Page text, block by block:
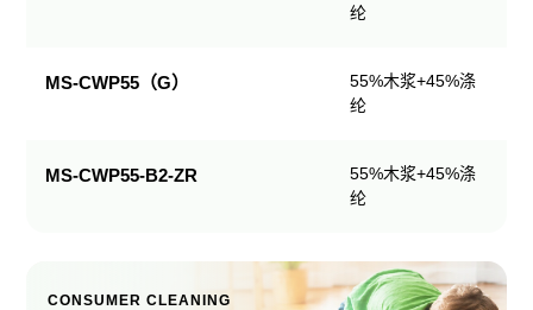
纶
MS-CWP55（G）
55%木浆+45%涤
纶
MS-CWP55-B2-ZR
55%木浆+45%涤
纶
CONSUMER CLEANING